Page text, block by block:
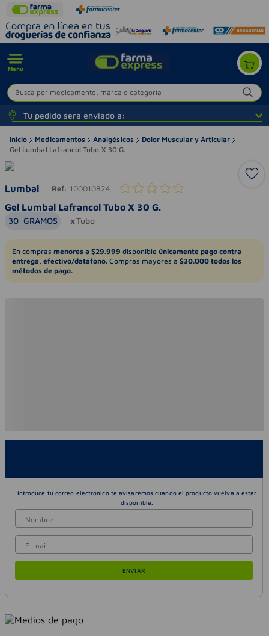
Menú
Busca por medicamento, marca o categoría
Tu pedido será enviado a:
Inicio Medicamentos Analgésicos
Dolor Muscular y Articular
Gel Lumbal Lafrancol Tubo X 30 G.
Lumbal Ref: 100010824
Gel Lumbal Lafrancol Tubo X 30 G.
30 GRAMOS Tubo
En compras menores a $29.999 disponible únicamente pago contra
entrega, efectivo/datáfono. Compras mayores a $30.000 todos los
métodos de pago.
ENVIAR